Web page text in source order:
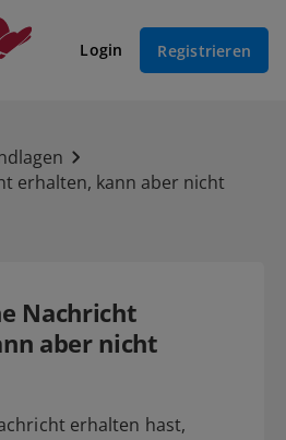
Login Registrieren
erhalten, kann aber nicht
Nachricht
aber nicht
erhalten hast,